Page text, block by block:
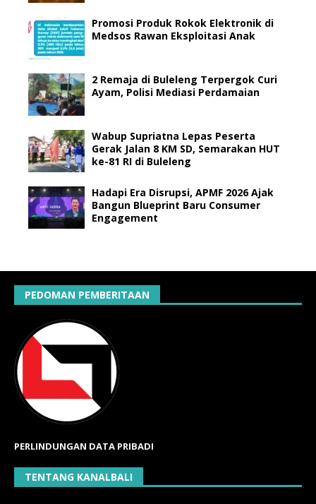
Promosi Produk Rokok Elektronik di
Medsos Rawan Eksploitasi Anak
2 Remaja di Buleleng Terpergok Curi
Ayam, Polisi Mediasi Perdamaian
Wabup Supriatna Lepas Peserta
Gerak Jalan 8 KM SD, Semarakan HUT
ke-81 RI di Buleleng
Hadapi Era Disrupsi, APMF 2026 Ajak
Bangun Blueprint Baru Consumer
Engagement
PEDOMAN PEMBERITAAN
PERLINDUNGAN DATA PRIBADI
TENTANG KANALBALI